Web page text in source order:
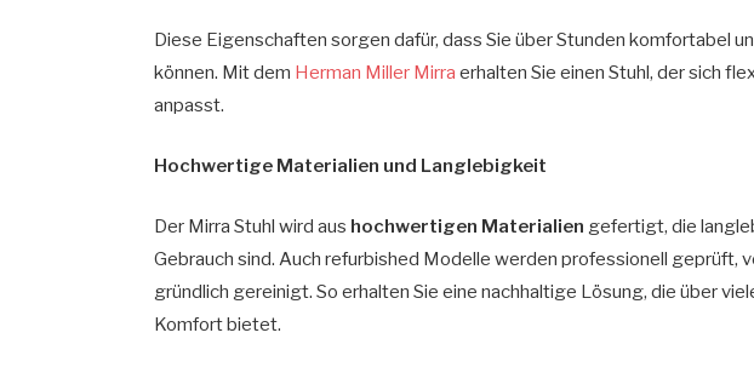
Diese Eigenschaften sorgen dafür, dass Sie über Stunden komfortabel
können. Mit dem Herman Miller Mirra erhalten Sie einen Stuhl, der sich
anpasst.
Hochwertige Materialien und Langlebigkeit
Der Mirra Stuhl wird aus hochwertigen Materialien gefertigt, die
Gebrauch sind. Auch refurbished Modelle werden professionell geprüft,
gründlich gereinigt. So erhalten Sie eine nachhaltige Lösung, die über
Komfort bietet.